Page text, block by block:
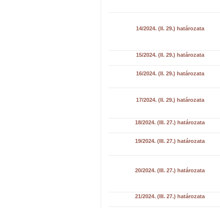
14/2024. (II. 29.) határozata
15/2024. (II. 29.) határozata
16/2024. (II. 29.) határozata
17/2024. (II. 29.) határozata
18/2024. (III. 27.) határozata
19/2024. (III. 27.) határozata
20/2024. (III. 27.) határozata
21/2024. (III. 27.) határozata